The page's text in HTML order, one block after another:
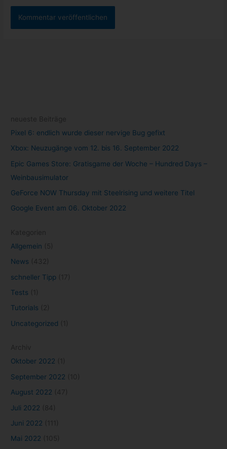
Pixel 6: endlich wurde dieser nervige Bug gefixt
Xbox: Neuzugänge vom 12. bis 16. September 2022
Epic Games Store: Gratisgame der Woche – Hundred Days –
Weinbausimulator
GeForce NOW Thursday mit Steelrising und weitere Titel
Google Event am 06. Oktober 2022
Allgemein
News
schneller Tipp
Tests
Tutorials
Uncategorized
Oktober 2022
September 2022
August 2022
Juli 2022
Juni 2022
Mai 2022